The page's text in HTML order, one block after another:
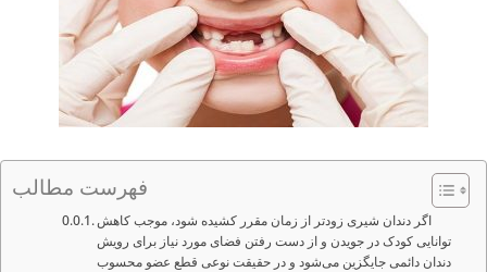
فهرست مطالب
اگر دندان شیری زودتر از زمان مقرر کشیده شود، موجب کاهش
توانایی کودک در جویدن و از دست رفتن فضای مورد نیاز برای رویش
دندان دائمی جایگزین می‌شود و در حقیقت نوعی قطع عضو محسوب